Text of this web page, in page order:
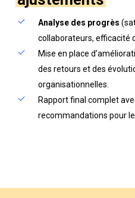
Analyse des progrès
collaborateurs, efficacité
Mise en place
des retours et des
organisationnelles.
Rapport final complet
recommandations pour